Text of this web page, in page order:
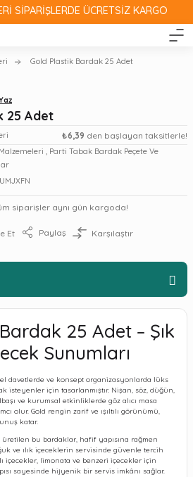
SİPARİŞLERDE ÜCRETSİZ KARGO
Gold Plastik Bardak 25 Adet
25 Adet
₺6,39 den başlayan taksitlerle!
, Parti Tabak Bardak Peçete Ve
siparişler aynı gün kargoda!
Et Paylaş Karşılaştır
25 Adet – Şık
Sunumları
davetlerde ve konsept organizasyonlarda lüks
isteyenler için tasarlanmıştır. Nişan, söz, düğün,
ve kurumsal etkinliklerde göz alıcı masa
olur. Gold rengin zarif ve ışıltılı görünümü,
katar.
üretilen bu bardaklar, hafif yapısına rağmen
ve ılık içeceklerin servisinde güvenle tercih
içecekler, limonata ve benzeri içecekler için
sayesinde hijyenik bir servis imkânı sağlar.